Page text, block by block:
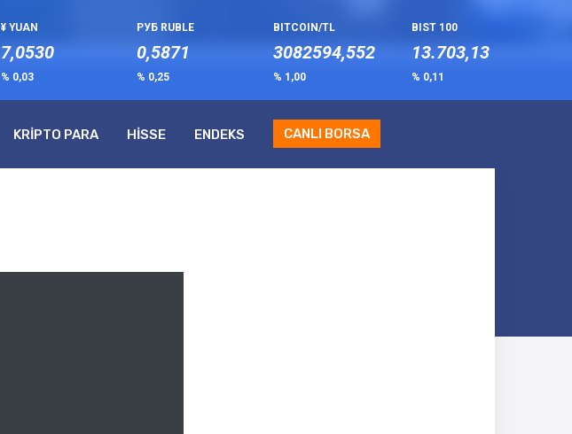
¥ YUAN
7,0530
% 0,03
РУБ RUBLE
0,5871
% 0,25
BITCOIN/TL
3082594,552
% 1,00
BIST 100
13.703,13
% 0,11
KRİPTO PARA HİSSE ENDEKS CANLI BORSA